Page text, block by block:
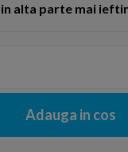
alta parte mai
Adauga in cos